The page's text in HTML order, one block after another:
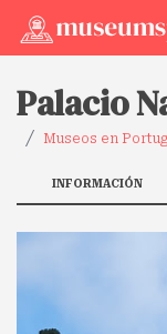
Palacio
Museos en
INFORMACIÓN